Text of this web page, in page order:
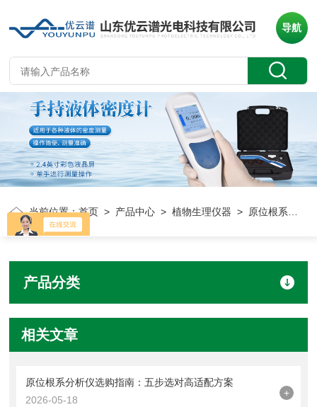
导航
当前位置：首页 > 产品中心 >植物生理仪器 > 原位根系分析仪
产品分类
相关文章
原位根系分析仪选购指南：五步选对高适配方案
2026-05-18
+